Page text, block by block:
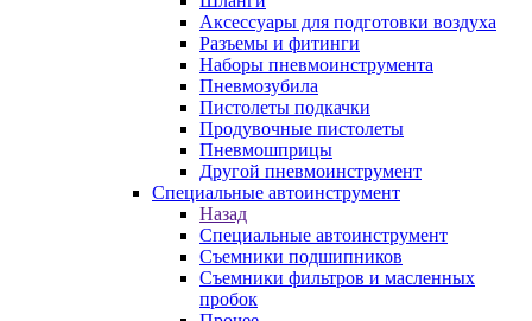
Аксессуары для подготовки воздуха
Разъемы и фитинги
Наборы пневмоинструмента
Пневмозубила
Пистолеты подкачки
Продувочные пистолеты
Пневмошприцы
Другой пневмоинструмент
Специальные автоинструмент
Назад
Специальные автоинструмент
Съемники подшипников
Съемники фильтров и масленных
пробок